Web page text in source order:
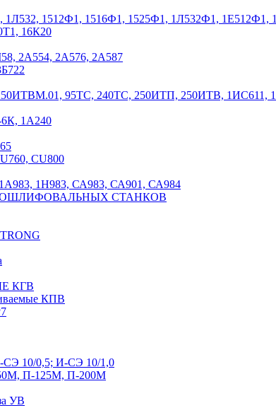
1Л532, 1512Ф1, 1516Ф1, 1525Ф1, 1Л532Ф1,
16К20
2А554, 2А576, 2А587
95ТС, 240ТС, 250ИТП, 250ИТВ, 1ИС611,
6К, 1А240
CU800
1А983, 1Н983, СА983, СА901, СА984
СТАНКОВ
КГВ
КПВ
СЭ 10/0,5; И-СЭ 10/1,0
П-125М, П-200М
УВ